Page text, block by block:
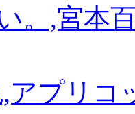
。,宮本
アプリ